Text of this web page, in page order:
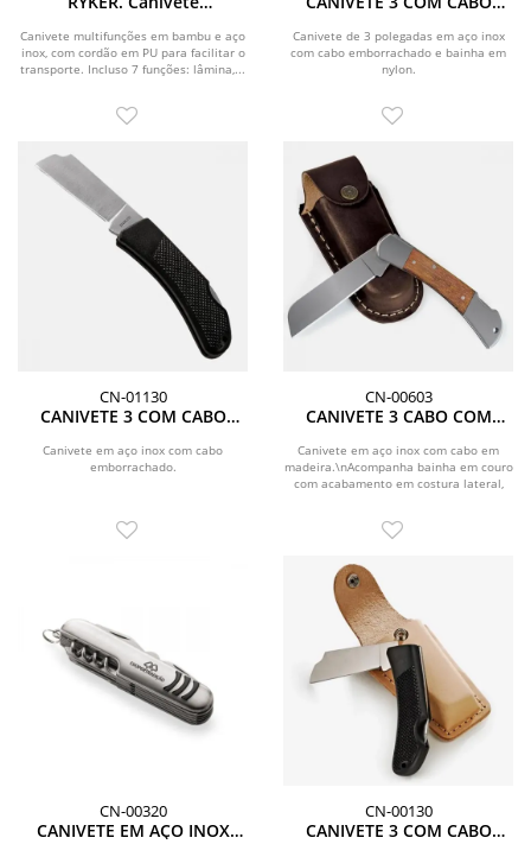
funções, em bambu e aço
inox
Canivete multifunções em bambu e aço
inox, com cordão em PU para facilitar o
transporte. Incluso 7 funções: lâmina,...
EM NYLON
Canivete de 3 polegadas em aço inox
com cabo emborrachado e bainha em
nylon.
CN-01130
CANIVETE 3 COM CABO
Canivete em aço inox com cabo
emborrachado.
CN-00603
CANIVETE 3 CABO COM
BAINHA EM COURO
Canivete em aço inox com cabo em
madeira.\nAcompanha bainha em couro
com acabamento em costura lateral,
CN-00320
CANIVETE EM AÇO INOX
CN-00130
CANIVETE 3 COM CABO